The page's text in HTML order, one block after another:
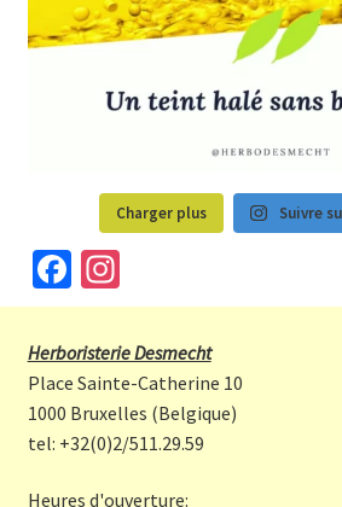
Charger plus Suivre
Fa
ce
b
o
o
k
In
st
a
gr
a
m
Herboristerie Desmecht
Place Sainte-Catherine 10
1000 Bruxelles (Belgique)
tel: +32(0)2/511.29.59
Heures d'ouverture: